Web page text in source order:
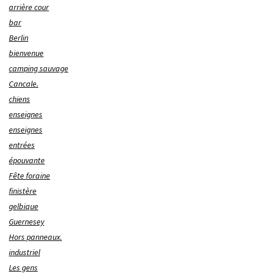
arrière cour
bar
Berlin
bienvenue
camping sauvage
Cancale.
chiens
enseignes
enseignes
entrées
épouvante
Fête foraine
finistère
gelbique
Guernesey
Hors panneaux.
industriel
Les gens